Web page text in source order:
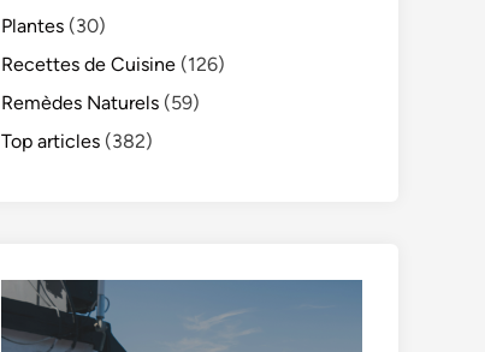
Plantes (30)
Recettes de Cuisine (126)
Remèdes Naturels (59)
Top articles (382)